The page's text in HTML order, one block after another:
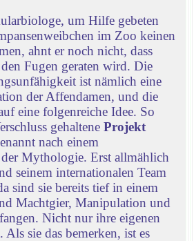
um Hilfe gebeten
im Zoo keinen
ahnt er noch nicht, dass
Fugen geraten wird. Die
ist nämlich eine
der Affendamen, und die
eine folgenreiche Idee. So
gehaltene Projekt
nach einem
Mythologie. Erst allmählich
seinem internationalen Team
sind sie bereits tief in einem
Machtgier, Manipulation und
Nicht nur ihre eigenen
sie das bemerken, ist es